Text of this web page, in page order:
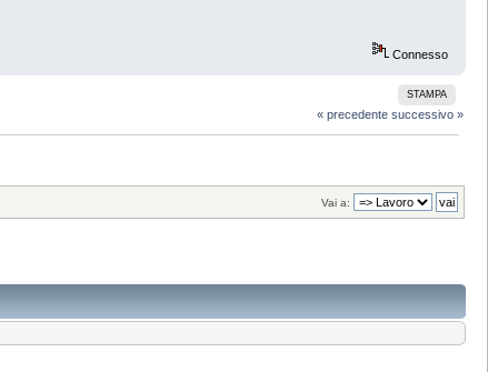
Connesso
STAMPA
« precedente successivo »
Vai a: